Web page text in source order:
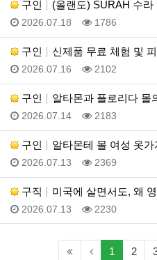
구인 (올랜도) SURAH 수라
등록일
2026.07.18 조회
1786
구인 신제품 무료 체험 및 피
등록일
2026.07.16 조회
2102
구인 알타몬과 플로리다 몰
등록일
2026.07.14 조회
2183
구인 알타몬테 몰 여성 옷가
등록일
2026.07.13 조회
2369
구직 미국에 살면서도, 왜
등록일
2026.07.13 조회
2230
1 (current)
2